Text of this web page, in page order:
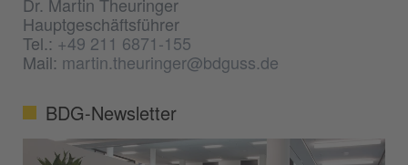
Hauptgeschäftsführer
Tel.:+49 211 6871-155
Mail: martin.theuringer@bdguss.de
BDG-Newsletter